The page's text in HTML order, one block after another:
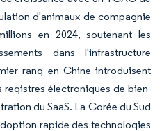
d'animaux de compagnie
en 2024, soutenant les
dans l'infrastructure
rang en Chine introduisent
électroniques de bien-
du SaaS. La Corée du Sud
rapide des technologies